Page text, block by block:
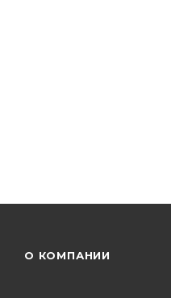
О КОМПАНИИ